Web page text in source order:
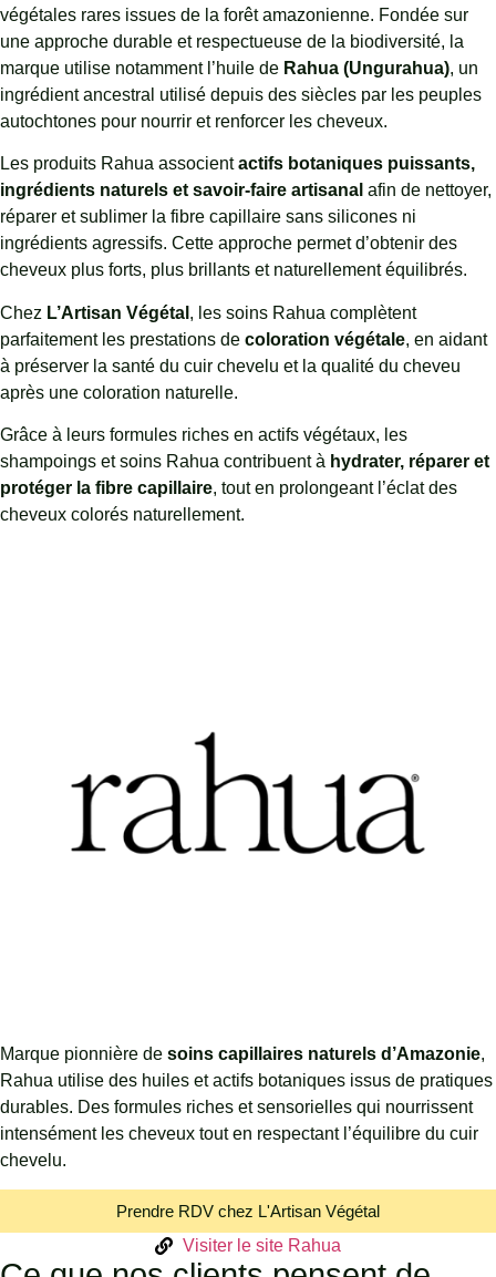
végétales rares issues de la forêt amazonienne. Fondée sur
une approche durable et respectueuse de la biodiversité, la
marque utilise notamment l’huile de Rahua (Ungurahua), un
ingrédient ancestral utilisé depuis des siècles par les peuples
autochtones pour nourrir et renforcer les cheveux.
Les produits Rahua associentactifs botaniques puissants,
ingrédients naturels et savoir-faire artisanal afin de nettoyer,
réparer et sublimer la fibre capillaire sans silicones ni
ingrédients agressifs. Cette approche permet d’obtenir des
cheveux plus forts, plus brillants et naturellement équilibrés.
Chez L’Artisan Végétal , les soins Rahua complètent
parfaitement les prestations de coloration végétale, en aidant
à préserver la santé du cuir chevelu et la qualité du cheveu
après une coloration naturelle.
Grâce à leurs formules riches en actifs végétaux, les
shampoings et soins Rahua contribuent à hydrater, réparer et
protéger la fibre capillaire, tout en prolongeant l’éclat des
cheveux colorés naturellement.
Marque pionnière de soins capillaires naturels d’Amazonie,
Rahua utilise des huiles et actifs botaniques issus de pratiques
durables. Des formules riches et sensorielles qui nourrissent
intensément les cheveux tout en respectant l’équilibre du cuir
chevelu.
Prendre RDV chez L'Artisan Végétal
Visiter le site Rahua